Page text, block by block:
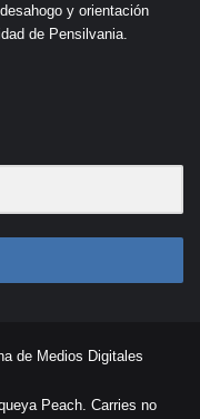
y orientación
de Pensilvania.
de Medios Digitales
Peach. Carries no